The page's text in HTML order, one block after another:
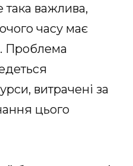
така важлива,
часу має
Проблема
витрачені за
цього